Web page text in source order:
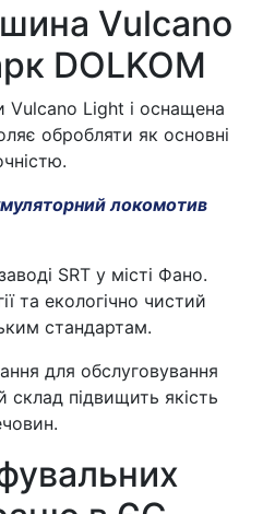
Vulcano
DOLKOM
Vulcano Light і оснащена
обробляти як основні
локомотив
SRT у місті Фано.
та екологічно чистий
стандартам.
для обслуговування
склад підвищить якість